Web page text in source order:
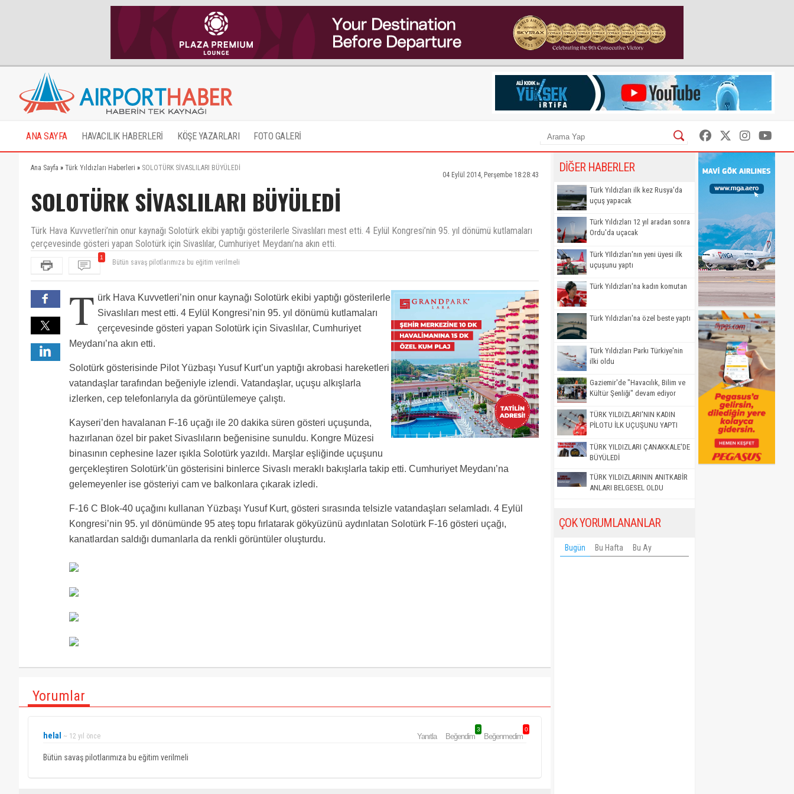
ANA SAYFA HAVACILIK HABERLERİ KÖŞE YAZARLARI FOTO GALERİ
Ana Sayfa » Türk Yıldızları Haberleri » SOLOTÜRK SİVASLILARI BÜYÜLEDİ
04 Eylül 2014, Perşembe 18:28:43
SOLOTÜRK SİVASLILARI BÜYÜLEDİ
Türk Hava Kuvvetleri’nin onur kaynağı Solotürk ekibi yaptığı gösterilerle Sivaslıları mest etti. 4 Eylül Kongresi’nin 95. yıl dönümü kutlamaları
çerçevesinde gösteri yapan Solotürk için Sivaslılar, Cumhuriyet Meydanı’na akın etti.
1
Bütün savaş pilotlarımıza bu eğitim verilmeli
T ürk Hava Kuvvetleri’nin onur kaynağı Solotürk ekibi yaptığı gösterilerle
Sivaslıları mest etti. 4 Eylül Kongresi’nin 95. yıl dönümü kutlamaları
çerçevesinde gösteri yapan Solotürk için Sivaslılar, Cumhuriyet
Meydanı’na akın etti.
Solotürk gösterisinde Pilot Yüzbaşı Yusuf Kurt’un yaptığı akrobasi hareketleri
vatandaşlar tarafından beğeniyle izlendi. Vatandaşlar, uçuşu alkışlarla
izlerken, cep telefonlarıyla da görüntülemeye çalıştı.
Kayseri’den havalanan F-16 uçağı ile 20 dakika süren gösteri uçuşunda,
hazırlanan özel bir paket Sivaslıların beğenisine sunuldu. Kongre Müzesi
binasının cephesine lazer ışıkla Solotürk yazıldı. Marşlar eşliğinde uçuşunu
gerçekleştiren Solotürk’ün gösterisini binlerce Sivaslı meraklı bakışlarla takip etti. Cumhuriyet Meydanı’na
gelemeyenler ise gösteriyi cam ve balkonlara çıkarak izledi.
F-16 C Blok-40 uçağını kullanan Yüzbaşı Yusuf Kurt, gösteri sırasında telsizle vatandaşları selamladı. 4 Eylül
Kongresi’nin 95. yıl dönümünde 95 ateş topu fırlatarak gökyüzünü aydınlatan Solotürk F-16 gösteri uçağı,
kanatlardan saldığı dumanlarla da renkli görüntüler oluşturdu.
Yorumlar
helal ~ 12 yıl önce Yanıtla Beğendim
3
Beğenmedim
0
Bütün savaş pilotlarımıza bu eğitim verilmeli
DİĞER HABERLER
Türk Yıldızları ilk kez Rusya'da
uçuş yapacak
Türk Yıldızları 12 yıl aradan sonra
Ordu'da uçacak
Türk YIldızları'nın yeni üyesi ilk
uçuşunu yaptı
Türk Yıldızları'na kadın komutan
Türk Yıldızları'na özel beste yaptı
Türk Yıldızları Parkı Türkiye'nin
ilki oldu
Gaziemir'de "Havacılık, Bilim ve
Kültür Şenliği" devam ediyor
TÜRK YILDIZLARI'NIN KADIN
PİLOTU İLK UÇUŞUNU YAPTI
TÜRK YILDIZLARI ÇANAKKALE'DE
BÜYÜLEDİ
TÜRK YILDIZLARININ ANITKABİR
ANLARI BELGESEL OLDU
ÇOK YORUMLANANLAR
Bugün Bu Hafta Bu Ay